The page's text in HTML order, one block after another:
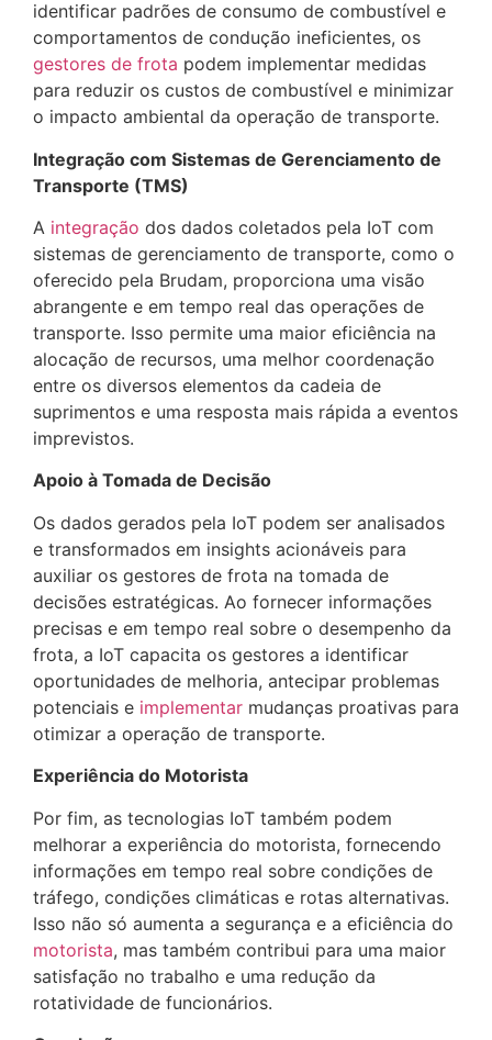
identificar padrões de consumo de combustível e
comportamentos de condução ineficientes, os
gestores de frota podem implementar medidas
para reduzir os custos de combustível e minimizar
o impacto ambiental da operação de transporte.
Integração com Sistemas de Gerenciamento de
Transporte (TMS)
A integração dos dados coletados pela IoT com
sistemas de gerenciamento de transporte, como o
oferecido pela Brudam, proporciona uma visão
abrangente e em tempo real das operações de
transporte. Isso permite uma maior eficiência na
alocação de recursos, uma melhor coordenação
entre os diversos elementos da cadeia de
suprimentos e uma resposta mais rápida a eventos
imprevistos.
Apoio à Tomada de Decisão
Os dados gerados pela IoT podem ser analisados
e transformados em insights acionáveis para
auxiliar os gestores de frota na tomada de
decisões estratégicas. Ao fornecer informações
precisas e em tempo real sobre o desempenho da
frota, a IoT capacita os gestores a identificar
oportunidades de melhoria, antecipar problemas
potenciais e implementar mudanças proativas para
otimizar a operação de transporte.
Experiência do Motorista
Por fim, as tecnologias IoT também podem
melhorar a experiência do motorista, fornecendo
informações em tempo real sobre condições de
tráfego, condições climáticas e rotas alternativas.
Isso não só aumenta a segurança e a eficiência do
motorista, mas também contribui para uma maior
satisfação no trabalho e uma redução da
rotatividade de funcionários.